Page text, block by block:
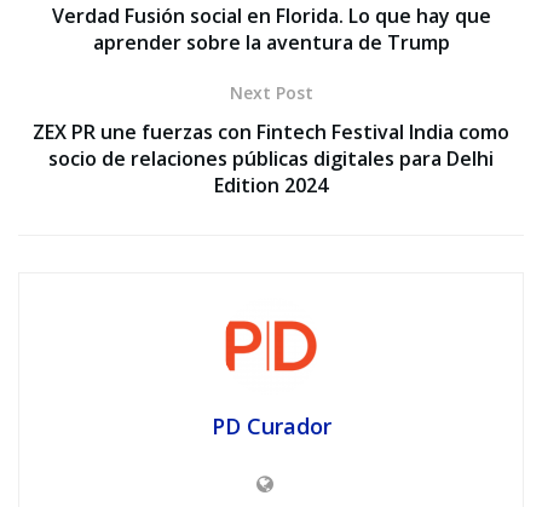
Verdad Fusión social en Florida. Lo que hay que
aprender sobre la aventura de Trump
Next Post
ZEX PR une fuerzas con Fintech Festival India como
socio de relaciones públicas digitales para Delhi
Edition 2024
PD Curador